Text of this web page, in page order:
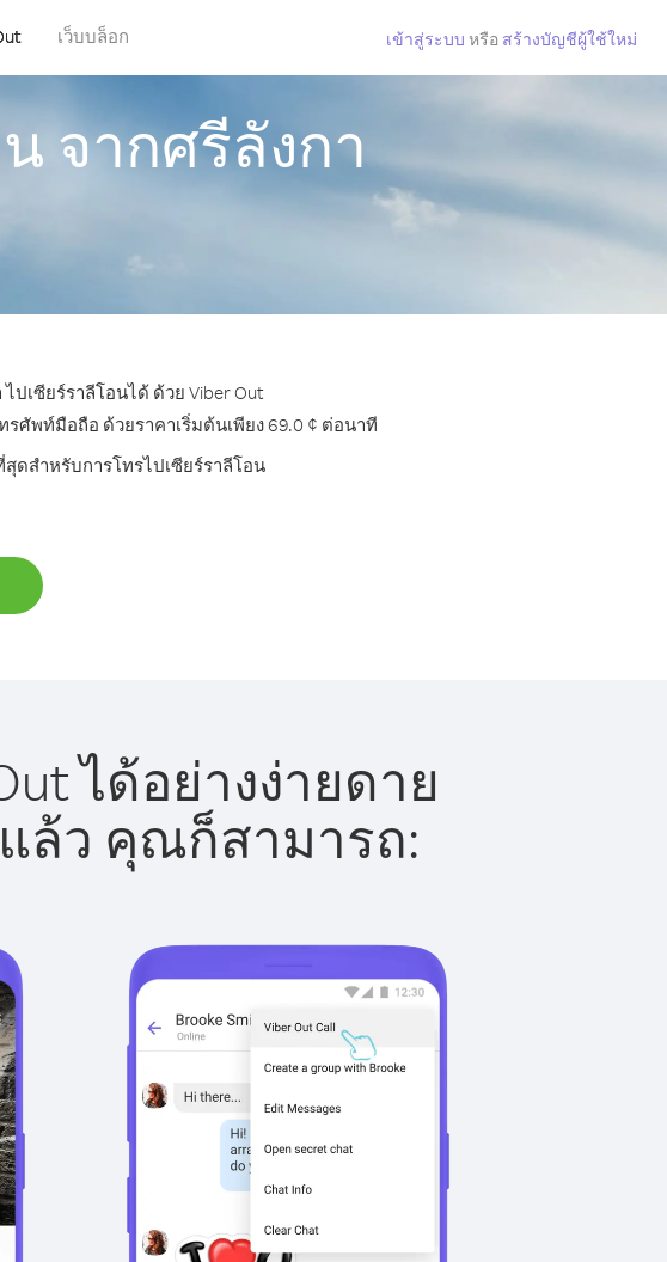
เว็บบล็อก เข้าสู่ระบบ หรือ สร้างบัญชีผู้ใช้ใหม่
จากศรีลังกา
เซียร์ราลีโอนได้ ด้วย Viber Out
ศัพท์มือถือ ด้วยราคาเริ่มต้นเพียง 69.0 ¢ ต่อนาที
ดสำหรับการโทรไปเซียร์ราลีโอน
ได้อย่างง่ายดาย
ล้ว คุณก็สามารถ: